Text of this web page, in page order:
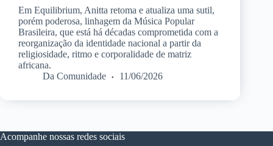
Em Equilibrium, Anitta retoma e atualiza uma sutil,
porém poderosa, linhagem da Música Popular
Brasileira, que está há décadas comprometida com a
reorganização da identidade nacional a partir da
religiosidade, ritmo e corporalidade de matriz
africana.
Da Comunidade
11/06/2026
Acompanhe nossas redes sociais